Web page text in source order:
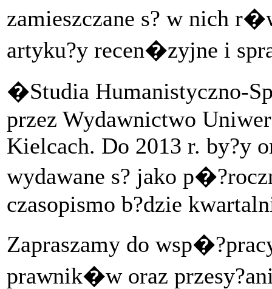
zamieszczane s? w nich
artyku?y recen�zyjne i
�Studia Humanistyczno-
przez Wydawnictwo
Kielcach. Do 2013 r. by?y
wydawane s? jako
czasopismo b?dzie
Zapraszamy do
prawnik�w oraz